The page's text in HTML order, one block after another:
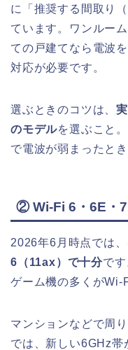
に「推奨する間取り
ています。ワンルー
ての戸建てなら電波
対応が必要です。
選ぶときのコツは、
のモデルを選ぶこと
で電波が弱まったと
② Wi-Fi 6・6E・7
2026年6月時点では
6（11ax）で十分で
ゲーム機の多くがWi-
マンションなどで周
では、新しい6GHz